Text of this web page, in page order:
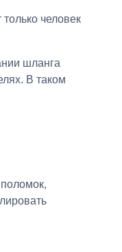
человек
шланга
В таком